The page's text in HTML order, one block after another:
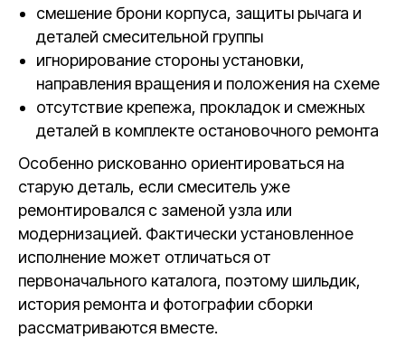
смешение брони корпуса, защиты рычага и
деталей смесительной группы
игнорирование стороны установки,
направления вращения и положения на схеме
отсутствие крепежа, прокладок и смежных
деталей в комплекте остановочного ремонта
Особенно рискованно ориентироваться на
старую деталь, если смеситель уже
ремонтировался с заменой узла или
модернизацией. Фактически установленное
исполнение может отличаться от
первоначального каталога, поэтому шильдик,
история ремонта и фотографии сборки
рассматриваются вместе.